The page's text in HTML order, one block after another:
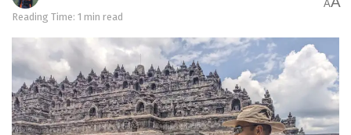
Reading Time: 1 min read
A